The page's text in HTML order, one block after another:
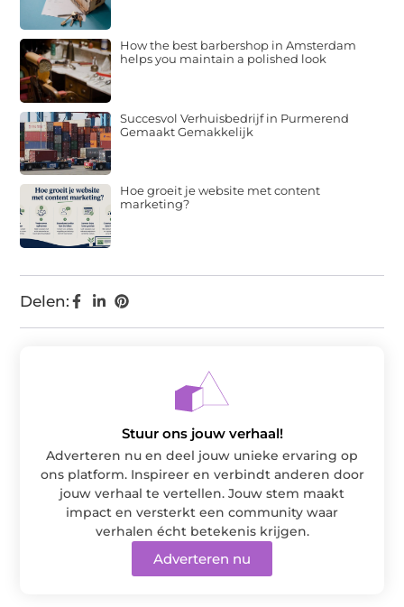
Delen:
How the best barbershop in Amsterdam
helps you maintain a polished look
Succesvol Verhuisbedrijf in Purmerend
Gemaakt Gemakkelijk
Hoe groeit je website met content
marketing?
Stuur ons jouw verhaal!
Adverteren nu en deel jouw unieke ervaring op
ons platform. Inspireer en verbindt anderen door
jouw verhaal te vertellen. Jouw stem maakt
impact en versterkt een community waar
verhalen écht betekenis krijgen.
Adverteren nu